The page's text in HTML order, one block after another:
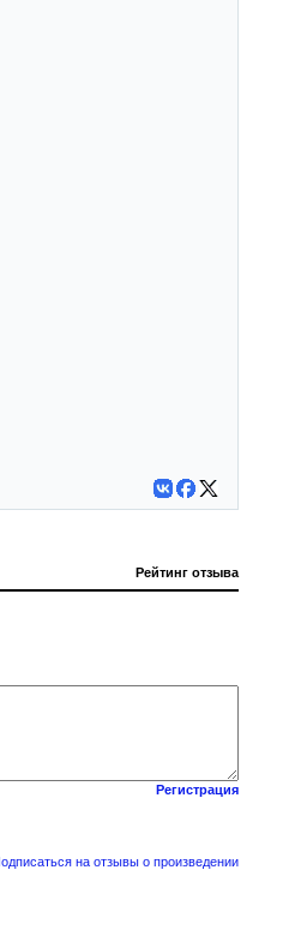
Рейтинг отзыва
Регистрация
на отзывы о произведении